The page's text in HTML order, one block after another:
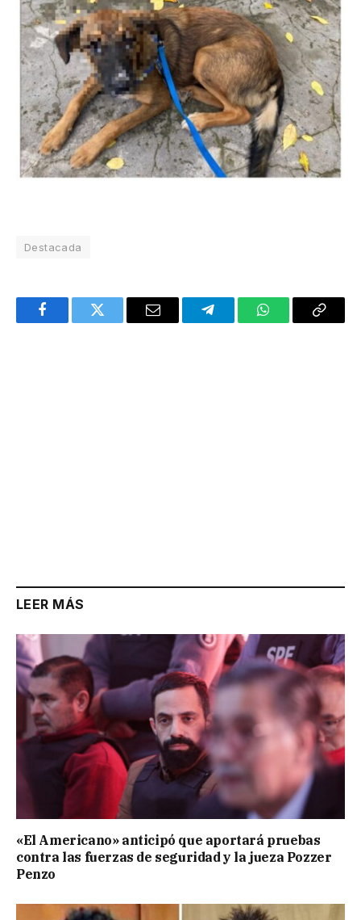
Destacada
FacebookTwitter Email TelegramWhatsAppCopy
LEER MÁS
«El Americano» anticipó que aportará pruebas
contra las fuerzas de seguridad y la jueza Pozzer
Penzo